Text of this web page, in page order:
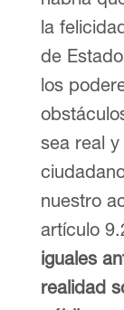
la
de
los
sea real
nuestro
artículo
iguales
realidad